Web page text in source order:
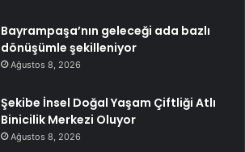
Bayrampaşa’nın geleceği ada bazlı
dönüşümle şekilleniyor
Ağustos 8, 2026
Şekibe İnsel Doğal Yaşam Çiftliği Atlı
Binicilik Merkezi Oluyor
Ağustos 8, 2026